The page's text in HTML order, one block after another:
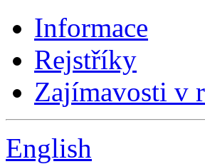
Informace
Rejstříky
Zajímavosti v
English